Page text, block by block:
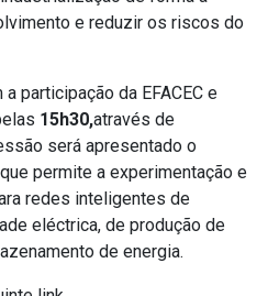
e reduzir os riscos do
a participação da EFACEC e
15h30,através de
será apresentado o
permite a experimentação e
redes inteligentes de
eléctrica, de produção de
de energia.